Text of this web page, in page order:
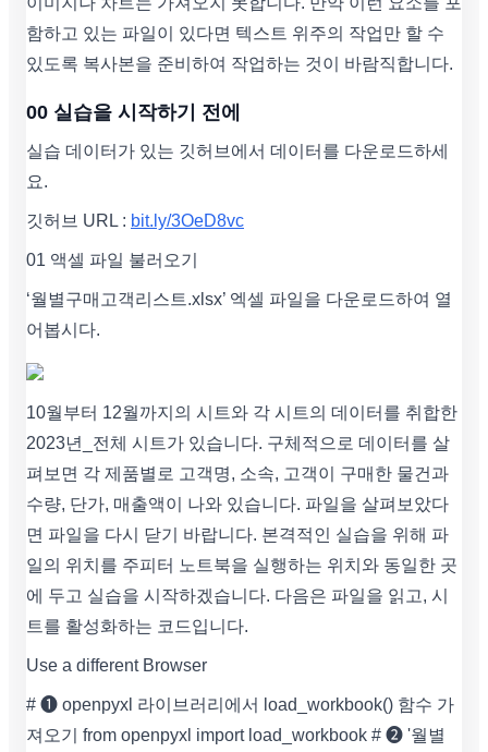
함하고 있는 파일이 있다면 텍스트 위주의 작업만 할 수
있도록 복사본을 준비하여 작업하는 것이 바람직합니다.
00 실습을 시작하기 전에
실습 데이터가 있는 깃허브에서 데이터를 다운로드하세
요.
깃허브 URL : bit.ly/3OeD8vc
01 액셀 파일 불러오기
‘월별구매고객리스트.xlsx’ 엑셀 파일을 다운로드하여 열
어봅시다.
10월부터 12월까지의 시트와 각 시트의 데이터를 취합한
2023년_전체 시트가 있습니다. 구체적으로 데이터를 살
펴보면 각 제품별로 고객명, 소속, 고객이 구매한 물건과
수량, 단가, 매출액이 나와 있습니다. 파일을 살펴보았다
면 파일을 다시 닫기 바랍니다. 본격적인 실습을 위해 파
일의 위치를 주피터 노트북을 실행하는 위치와 동일한 곳
에 두고 실습을 시작하겠습니다. 다음은 파일을 읽고, 시
트를 활성화하는 코드입니다.
Use a different Browser
# ❶ openpyxl 라이브러리에서 load_workbook() 함수 가
져오기 from openpyxl import load_workbook # ❷ '월별